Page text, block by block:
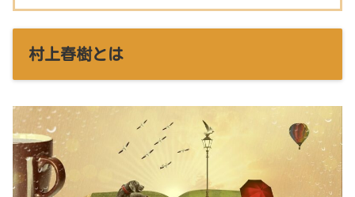
村上春樹とは